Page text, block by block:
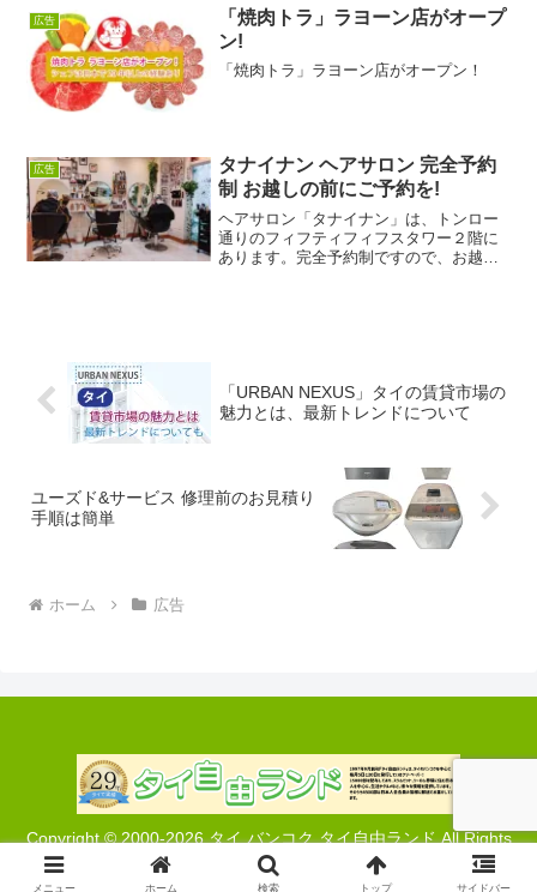
広告
「焼肉トラ」ラヨーン店がオープ
ン!
「焼肉トラ」ラヨーン店がオープン！
広告
タナイナン ヘアサロン 完全予約
制 お越しの前にご予約を!
ヘアサロン「タナイナン」は、トンロー
通りのフィフティフィフスタワー２階に
あります。完全予約制ですので、お越し
「URBAN NEXUS」タイの賃貸市場の
魅力とは、最新トレンドについて
ユーズド&サービス 修理前のお見積り
手順は簡単
ホーム 広告
Copyright © 2000-2026 タイ バンコク タイ自由ランド All Rights
Reserved.
メニュー ホーム 検索 トップ サイドバー